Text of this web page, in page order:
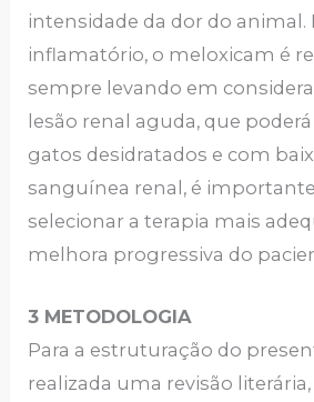
intensidade da dor do animal.
inflamatório, o meloxicam é
sempre levando em
lesão renal aguda, que
gatos desidratados e com
sanguínea renal, é
selecionar a terapia mais
melhora progressiva do
3 METODOLOGIA
Para a estruturação do
realizada uma revisão